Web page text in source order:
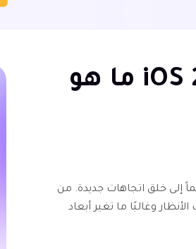
التحديثات الجديدة: iOS 26 ما هو
إلى خلق اتجاهات جديدة. من
وغالبًا ما تغير أبعاد